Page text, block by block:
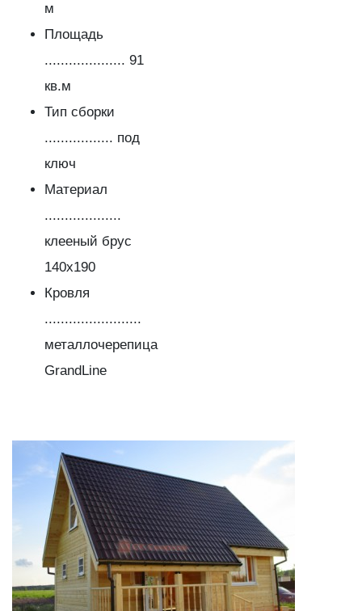
м
Площадь
.................... 91
кв.м
Тип сборки
................. под
ключ
Материал
...................
клееный брус
140х190
Кровля
........................
металлочерепица
GrandLine